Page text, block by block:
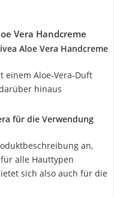
Vera Handcreme
Aloe Vera Handcreme
einem Aloe-Vera-Duft
hinaus
für die Verwendung
an,
alle Hauttypen
sich also auch für die